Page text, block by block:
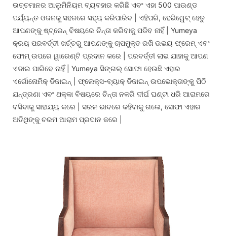
ଉଚ୍ଚମାନର ଆଲୁମିନିୟମ ବ୍ୟବହାର କରିଛି ଏବଂ ଏହା 500 ପାଉଣ୍ଡ
ପର୍ଯ୍ୟନ୍ତ ଓଜନକୁ ସହଜରେ ସହ୍ୟ କରିପାରିବ | ଏହିପରି, ହେଭିୱେଟ୍ ହେତୁ
ଆପଣଙ୍କୁ ଷ୍ଟ୍ରେନ୍ ବିଷୟରେ ଚିନ୍ତା କରିବାକୁ ପଡିବ ନାହିଁ | Yumeya
କ୍ରୟ ପରବର୍ତ୍ତୀ ଖର୍ଚ୍ଚରୁ ଆପଣଙ୍କୁ ଚାପମୁକ୍ତ ରଖି ଉଭୟ ଫ୍ରେମ୍ ଏବଂ
ଫୋମ୍ ଉପରେ ୱାରେଣ୍ଟି ପ୍ରଦାନ କରେ | ପରବର୍ତ୍ତୀ ଲାଭ ଯାହାକୁ ଆପଣ
ଏଡାଇ ପାରିବେ ନାହିଁ | Yumeya ସିଙ୍ଗଲ୍ ସୋଫା ହେଉଛି ଏହାର
ଏର୍ଗୋନୋମିକ୍ ଡିଜାଇନ୍ | ଫ୍ଲେକ୍ସ-ବ୍ୟାକ୍ ଡିଜାଇନ୍ ଉପଭୋକ୍ତାଙ୍କୁ ପିଠି
ଯନ୍ତ୍ରଣା ଏବଂ ଥକ୍କା ବିଷୟରେ ଚିନ୍ତା ନକରି ଦୀର୍ଘ ଘଣ୍ଟା ଧରି ଆରାମରେ
ବସିବାକୁ ସାହାଯ୍ୟ କରେ | ସରଳ ଭାବରେ କହିବାକୁ ଗଲେ, ସୋଫା ଏହାର
ଅତିଥିଙ୍କୁ ଚରମ ଆରାମ ପ୍ରଦାନ କରେ |